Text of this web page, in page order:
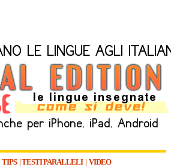
TIPS|TESTI PARALLELI| VIDEO